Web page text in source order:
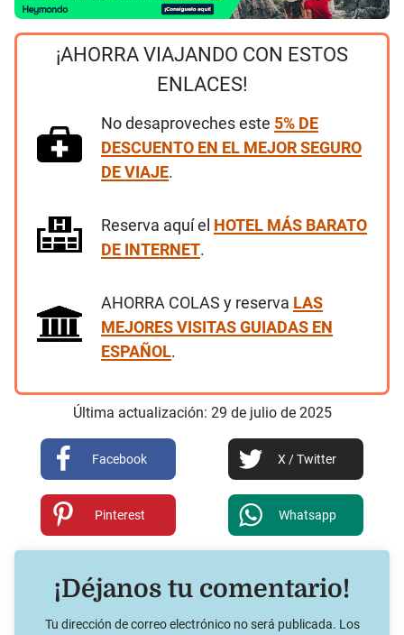
¡AHORRA VIAJANDO CON ESTOS
ENLACES!
No desaproveches este 5% DE
DESCUENTO EN EL MEJOR SEGURO
DE VIAJE.
Reserva aquí el HOTEL MÁS BARATO
DE INTERNET.
AHORRA COLAS y reserva LAS
MEJORES VISITAS GUIADAS EN
ESPAÑOL.
Última actualización: 29 de juliode 2025
Facebook X / Twitter
Pinterest Whatsapp
¡Déjanos tu comentario!
Tu dirección de correo electrónico no será publicada. Los